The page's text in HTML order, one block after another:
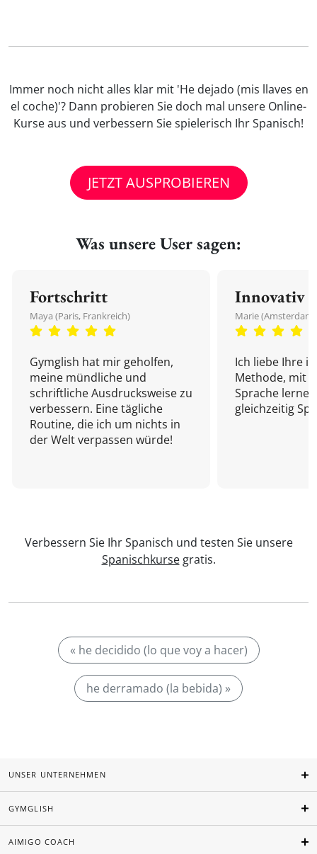
Immer noch nicht alles klar mit 'He dejado (mis llaves en
el coche)'? Dann probieren Sie doch mal unsere Online-
Kurse aus und verbessern Sie spielerisch Ihr Spanisch!
JETZT AUSPROBIEREN
Was unsere User sagen:
Fortschritt
Maya (Paris, Frankreich)
Gymglish hat mir geholfen,
meine mündliche und
schriftliche Ausdrucksweise zu
verbessern. Eine tägliche
Routine, die ich um nichts in
der Welt verpassen würde!
Innovativ
Marie
Ich liebe Ihre
Methode, mit
Sprache
gleichzeitig
Verbessern Sie Ihr Spanisch und testen Sie unsere
Spanischkursegratis.
« he decidido (lo que voy a hacer)
he derramado (la bebida) »
UNSER UNTERNEHMEN
GYMGLISH
AIMIGO COACH